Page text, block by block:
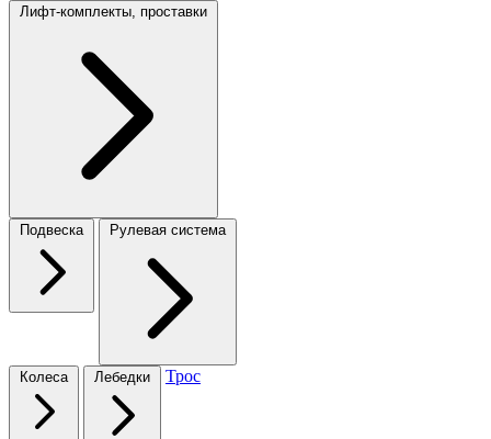
Лифт-комплекты, проставки
Подвеска Рулевая система
Колеса Лебедки Трос